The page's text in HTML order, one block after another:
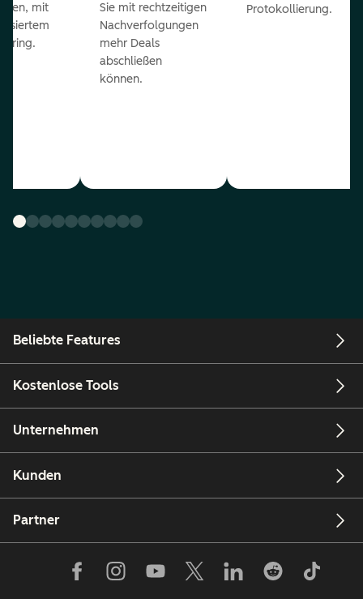
mit
Sie mit rechtzeitigen
Nachverfolgungen
mehr Deals
abschließen
können.
Protokollierung.
Beliebte Features
Kostenlose Tools
Unternehmen
Kunden
Partner